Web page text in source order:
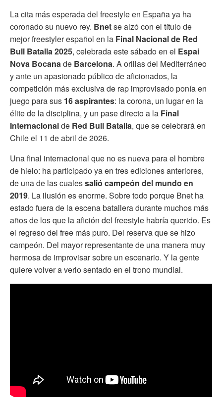
La cita más esperada del freestyle en España ya ha
coronado su nuevo rey. Bnetse alzó con el título de
mejor freestyler español en la Final Nacional de Red
Bull Batalla 2025, celebrada este sábado en el Espai
Nova Bocanade Barcelona. A orillas del Mediterráneo
y ante un apasionado público de aficionados, la
competición más exclusiva de rap improvisado ponía en
juego para sus 16 aspirantes: la corona, un lugar en la
élite de la disciplina, y un pase directo a la Final
Internacionalde Red Bull Batalla, que se celebrará en
Chile el 11 de abril de 2026.
Una final internacional que no es nueva para el hombre
de hielo: ha participado ya en tres ediciones anteriores,
de una de las cualessalió campeón del mundo en
2019. La ilusión es enorme. Sobre todo porque Bnet ha
estado fuera de la escena batallera durante muchos más
años de los que la afición del freestyle habría querido. Es
el regreso del free más puro. Del reserva que se hizo
campeón. Del mayor representante de una manera muy
hermosa de improvisar sobre un escenario. Y la gente
quiere volver a verlo sentado en el trono mundial.